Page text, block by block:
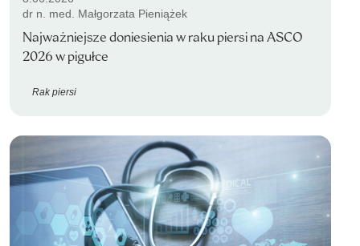
dr n. med. Małgorzata Pieniążek
Najważniejsze doniesienia w raku piersi na ASCO
2026 w pigułce
Rak piersi